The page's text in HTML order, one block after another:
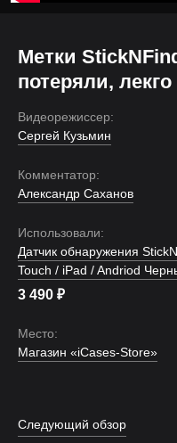
Метки
потеряли, лекго
Видеорежиссер:
Сергей Кузьмин
Комментатор:
Александр Саханов
Использовали:
Датчик обнаружения
Touch / iPad / Andriod
3 490 ₽
Место:
Магазин «iCases-Store»
Следующий обзор